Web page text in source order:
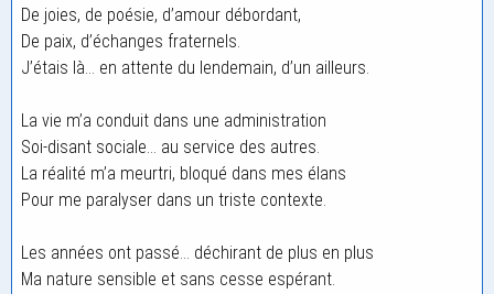
De joies, de poésie, d’amour débordant,
De paix, d’échanges fraternels.
J’étais là… en attente du lendemain, d’un ailleurs.
La vie m’a conduit dans une administration
Soi-disant sociale… au service des autres.
La réalité m’a meurtri, bloqué dans mes élans
Pour me paralyser dans un triste contexte.
Les années ont passé… déchirant de plus en plus
Ma nature sensible et sans cesse espérant.